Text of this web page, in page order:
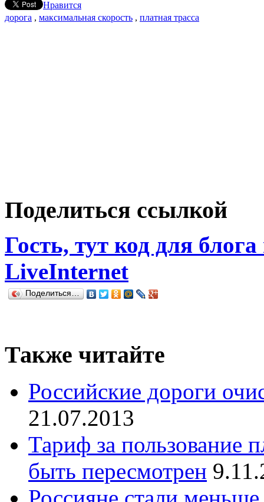
Нравится
дорога , максимальная скорость , платная трасса
Поделиться ссылкой
Гость, тут код для
LiveInternet
Поделиться…
Также читайте
Российские дороги
21.07.2013
Тариф за пользование
быть пересмотрен